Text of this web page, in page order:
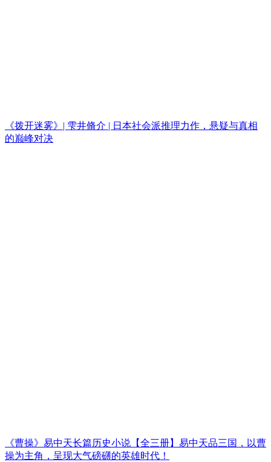
《拨开迷雾》| 雫井脩介 | 日本社会派推理力作，悬疑与真相
的巅峰对决
《曹操》易中天长篇历史小说【全三册】易中天品三国，以曹
操为主角，呈现大气磅礴的英雄时代！